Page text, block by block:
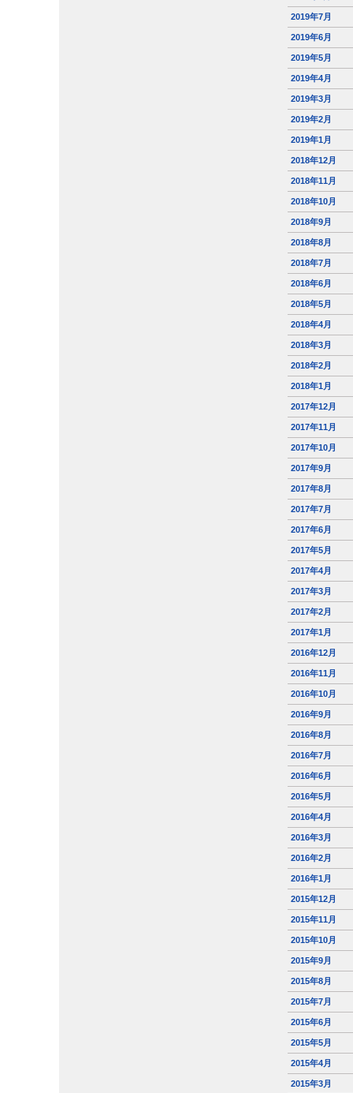
2019年7月
2019年6月
2019年5月
2019年4月
2019年3月
2019年2月
2019年1月
2018年12月
2018年11月
2018年10月
2018年9月
2018年8月
2018年7月
2018年6月
2018年5月
2018年4月
2018年3月
2018年2月
2018年1月
2017年12月
2017年11月
2017年10月
2017年9月
2017年8月
2017年7月
2017年6月
2017年5月
2017年4月
2017年3月
2017年2月
2017年1月
2016年12月
2016年11月
2016年10月
2016年9月
2016年8月
2016年7月
2016年6月
2016年5月
2016年4月
2016年3月
2016年2月
2016年1月
2015年12月
2015年11月
2015年10月
2015年9月
2015年8月
2015年7月
2015年6月
2015年5月
2015年4月
2015年3月